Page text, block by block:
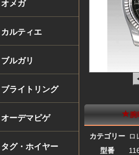
カテゴリー ロ
型番
オメガ
カルティエ
ブルガリ
ブライトリング
オーデマピゲ
タグ・ホイヤー